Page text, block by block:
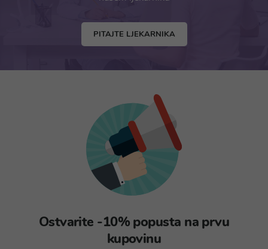
PITAJTE LJEKARNIKA
Ostvarite -10% popusta na prvu
kupovinu